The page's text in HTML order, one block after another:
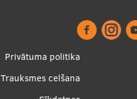
Privātuma politika
Trauksmes celšana